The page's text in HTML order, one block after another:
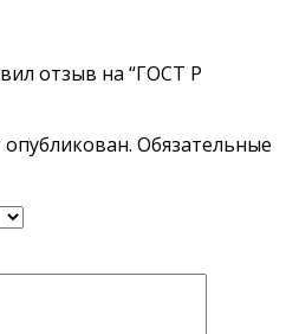
отзыв на “ГОСТ Р
Обязательные